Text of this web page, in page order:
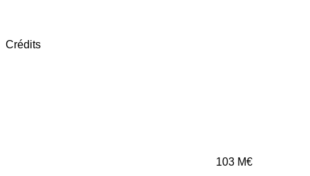
Crédits
103 M€